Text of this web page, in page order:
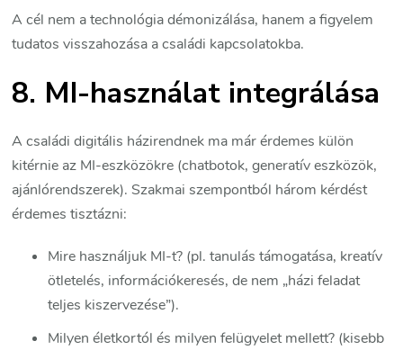
A cél nem a technológia démonizálása, hanem a figyelem
tudatos visszahozása a családi kapcsolatokba.
8. MI-használat integrálása
A családi digitális házirendnek ma már érdemes külön
kitérnie az MI-eszközökre (chatbotok, generatív eszközök,
ajánlórendszerek). Szakmai szempontból három kérdést
érdemes tisztázni:
Mire használjuk MI-t? (pl. tanulás támogatása, kreatív
ötletelés, információkeresés, de nem „házi feladat
teljes kiszervezése”).
Milyen életkortól és milyen felügyelet mellett? (kisebb